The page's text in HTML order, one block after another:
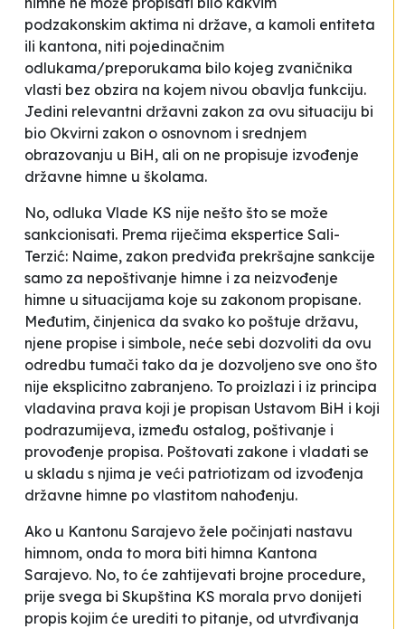
podzakonskim aktima ni države, a kamoli entiteta
ili kantona, niti pojedinačnim
odlukama/preporukama bilo kojeg zvaničnika
vlasti bez obzira na kojem nivou obavlja funkciju.
Jedini relevantni državni zakon za ovu situaciju bi
bio Okvirni zakon o osnovnom i srednjem
obrazovanju u BiH, ali on ne propisuje izvođenje
državne himne u školama.
No, odluka Vlade KS nije nešto što se može
sankcionisati. Prema riječima ekspertice Sali-
Terzić: Naime, zakon predviđa prekršajne sankcije
samo za nepoštivanje himne i za neizvođenje
himne u situacijama koje su zakonom propisane.
Međutim, činjenica da svako ko poštuje državu,
njene propise i simbole, neće sebi dozvoliti da ovu
odredbu tumači tako da je dozvoljeno sve ono što
nije eksplicitno zabranjeno. To proizlazi i iz principa
vladavina prava koji je propisan Ustavom BiH i koji
podrazumijeva, između ostalog, poštivanje i
provođenje propisa. Poštovati zakone i vladati se
u skladu s njima je veći patriotizam od izvođenja
državne himne po vlastitom nahođenju.
Ako u Kantonu Sarajevo žele počinjati nastavu
himnom, onda to mora biti himna Kantona
Sarajevo. No, to će zahtijevati brojne procedure,
prije svega bi Skupština KS morala prvo donijeti
propis kojim će urediti to pitanje, od utvrđivanja